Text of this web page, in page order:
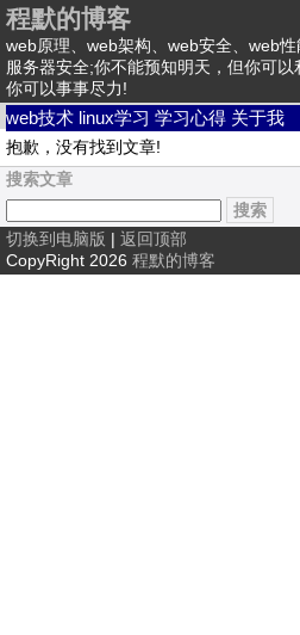
程默的博客
web原理、web架构、web安全、web性
服务器安全;你不能预知明天，但你可
你可以事事尽力!
web技术 linux学习 学习心得 关于我
抱歉，没有找到文章!
搜索文章
切换到电脑版 | 返回顶部
CopyRight 2026 程默的博客